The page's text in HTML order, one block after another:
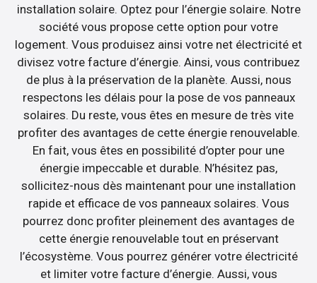
installation solaire. Optez pour l’énergie solaire. Notre
société vous propose cette option pour votre
logement. Vous produisez ainsi votre net électricité et
divisez votre facture d’énergie. Ainsi, vous contribuez
de plus à la préservation de la planète. Aussi, nous
respectons les délais pour la pose de vos panneaux
solaires. Du reste, vous êtes en mesure de très vite
profiter des avantages de cette énergie renouvelable.
En fait, vous êtes en possibilité d’opter pour une
énergie impeccable et durable. N’hésitez pas,
sollicitez-nous dès maintenant pour une installation
rapide et efficace de vos panneaux solaires. Vous
pourrez donc profiter pleinement des avantages de
cette énergie renouvelable tout en préservant
l’écosystème. Vous pourrez générer votre électricité
et limiter votre facture d’énergie. Aussi, vous